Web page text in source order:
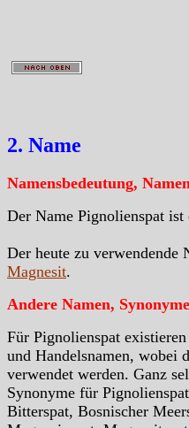
2. Name
Namensbedeutung,
Der Name Pignolienspat
Der heute zu verwendende
Magnesit.
Andere Namen,
Für Pignolienspat
und Handelsnamen, wobei
verwendet werden. Ganz
Synonyme für
Bitterspat, Bosnischer